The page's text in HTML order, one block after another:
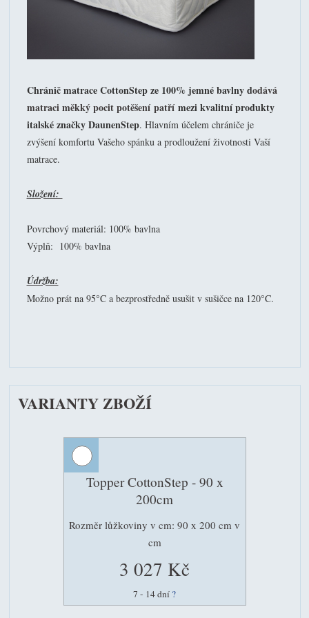
Chránič matrace CottonStep ze 100% jemné bavlny dodává
matraci měkký pocit potěšení patřímezi kvalitní produkty
italské značky DaunenStep. Hlavním účelem chrániče je
zvýšení komfortu Vašeho spánku a prodloužení životnosti Vaší
matrace.
Složení:
Povrchový materiál: 100% bavlna
Výplň: 100% bavlna
Údržba:
Možno prát na 95°C a bezprostředně usušit v sušičce na 120°C.
VARIANTY ZBOŽÍ
Topper CottonStep - 90 x
200cm
Rozměr lůžkoviny v cm: 90 x 200 cm v
cm
3 027 Kč
7 - 14 dní ?